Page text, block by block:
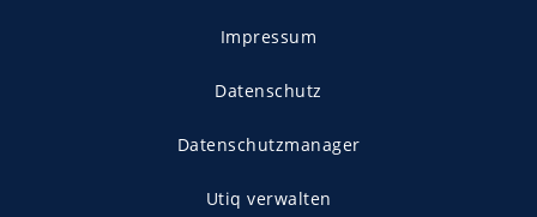
Impressum
Datenschutz
Datenschutzmanager
Utiq verwalten